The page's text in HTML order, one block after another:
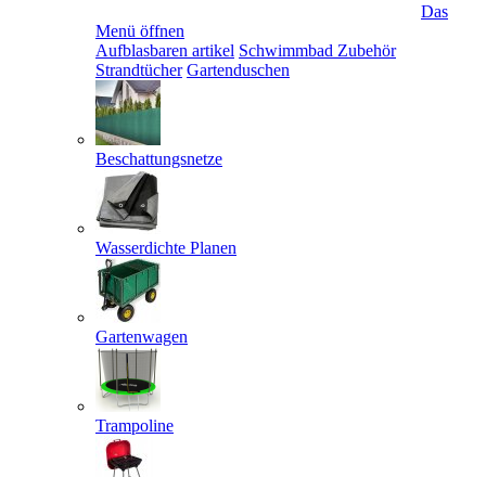
Das
Menü öffnen
Aufblasbaren artikel Schwimmbad Zubehör
Strandtücher Gartenduschen
Beschattungsnetze
Wasserdichte Planen
Gartenwagen
Trampoline